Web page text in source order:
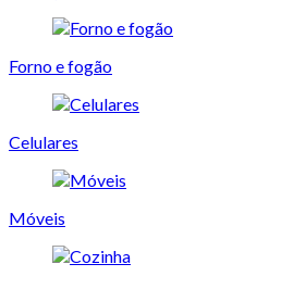
Forno e fogão
Celulares
Móveis